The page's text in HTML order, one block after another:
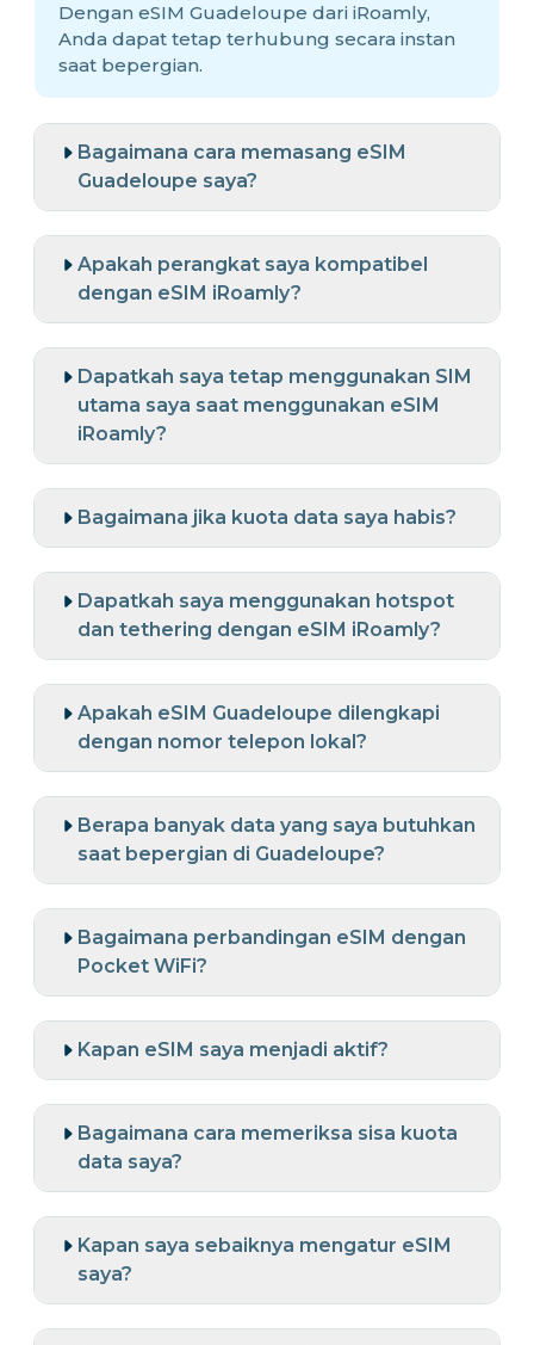
Dengan eSIM Guadeloupe dari iRoamly,
Anda dapat tetap terhubung secara instan
saat bepergian.
Bagaimana cara memasang eSIM
Guadeloupe saya?
Apakah perangkat saya kompatibel
dengan eSIM iRoamly?
Dapatkah saya tetap menggunakan SIM
utama saya saat menggunakan eSIM
iRoamly?
Bagaimana jika kuota data saya habis?
Dapatkah saya menggunakan hotspot
dan tethering dengan eSIM iRoamly?
Apakah eSIM Guadeloupe dilengkapi
dengan nomor telepon lokal?
Berapa banyak data yang saya butuhkan
saat bepergian di Guadeloupe?
Bagaimana perbandingan eSIM dengan
Pocket WiFi?
Kapan eSIM saya menjadi aktif?
Bagaimana cara memeriksa sisa kuota
data saya?
Kapan saya sebaiknya mengatur eSIM
saya?